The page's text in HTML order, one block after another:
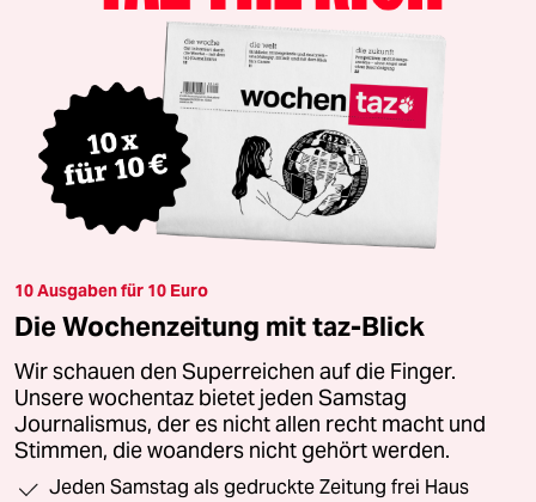
10 Ausgaben für 10 Euro
Die Wochenzeitung mit taz-Blick
Wir schauen den Superreichen auf die Finger.
Unsere wochentaz bietet jeden Samstag
Journalismus, der es nicht allen recht macht und
Stimmen, die woanders nicht gehört werden.
Jeden Samstag als gedruckte Zeitung frei Haus